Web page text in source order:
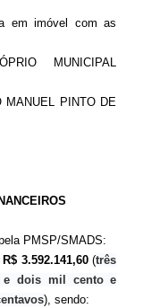
em imóvel com as
MUNICIPAL
MANUEL PINTO DE
PMSP/SMADS:
R$ 3.592.141,60(três
e dois mil cento e
), sendo: